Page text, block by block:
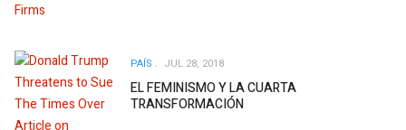
PAÍS JUL 28, 2018
EL FEMINISMO Y LA CUARTA
TRANSFORMACIÓN